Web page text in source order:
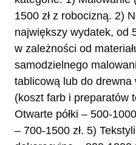
1500 zł z robocizną. 2)
największy wydatek, od
w zależności od
samodzielnego
tablicową lub do
(koszt farb i preparatów
Otwarte półki – 500-
– 700-1500 zł. 5)